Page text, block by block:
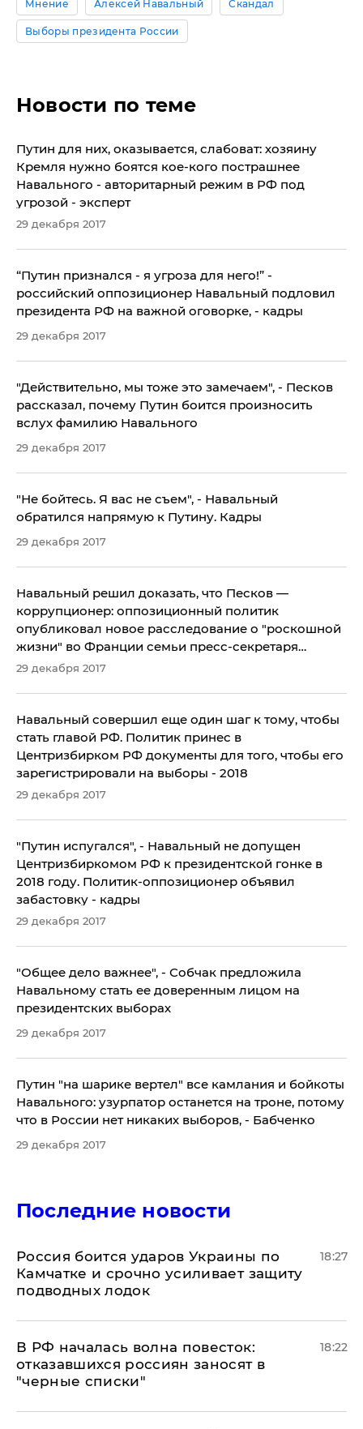
Мнение Алексей Навальный Скандал
Выборы президента России
Новости по теме
Путин для них, оказывается, слабоват: хозяину
Кремля нужно боятся кое-кого пострашнее
Навального - авторитарный режим в РФ под
угрозой - эксперт
29 декабря 2017
“Путин признался - я угроза для него!” -
российский оппозиционер Навальный подловил
президента РФ на важной оговорке, - кадры
29 декабря 2017
"Действительно, мы тоже это замечаем", - Песков
рассказал, почему Путин боится произносить
вслух фамилию Навального
29 декабря 2017
"Не бойтесь. Я вас не съем", - Навальный
обратился напрямую к Путину. Кадры
29 декабря 2017
Навальный решил доказать, что Песков —
коррупционер: оппозиционный политик
опубликовал новое расследование о "роскошной
жизни" во Франции семьи пресс-секретаря
Путина, - кадры
29 декабря 2017
Навальный совершил еще один шаг к тому, чтобы
стать главой РФ. Политик принес в
Центризбирком РФ документы для того, чтобы его
зарегистрировали на выборы - 2018
29 декабря 2017
"Путин испугался", - Навальный не допущен
Центризбиркомом РФ к президентской гонке в
2018 году. Политик-оппозиционер объявил
забастовку - кадры
29 декабря 2017
"Общее дело важнее", - Собчак предложила
Навальному стать ее доверенным лицом на
президентских выборах
29 декабря 2017
Путин "на шарике вертел" все камлания и бойкоты
Навального: узурпатор останется на троне, потому
что в России нет никаких выборов, - Бабченко
29 декабря 2017
Последние новости
Россия боится ударов Украины по
Камчатке и срочно усиливает защиту
подводных лодок
18:27
​В РФ началась волна повесток:
отказавшихся россиян заносят в
"черные списки"
18:22